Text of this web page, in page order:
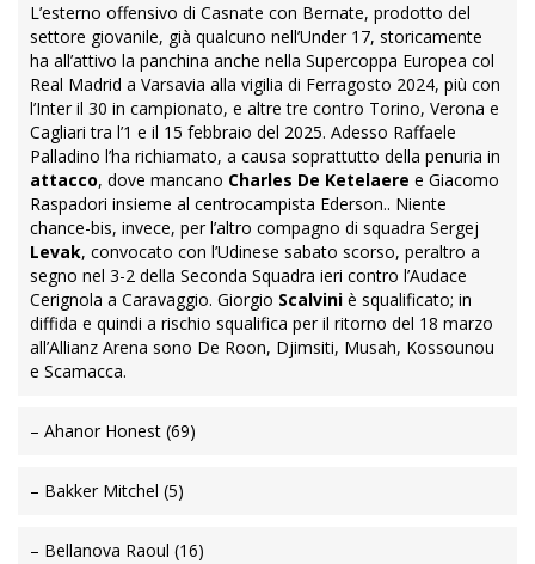
L’esterno offensivo di Casnate con Bernate, prodotto del
settore giovanile, già qualcuno nell’Under 17, storicamente
ha all’attivo la panchina anche nella Supercoppa Europea col
Real Madrid a Varsavia alla vigilia di Ferragosto 2024, più con
l’Inter il 30 in campionato, e altre tre contro Torino, Verona e
Cagliari tra l’1 e il 15 febbraio del 2025. Adesso Raffaele
Palladino l’ha richiamato, a causa soprattutto della penuria in
attacco, dove mancano Charles De Ketelaere e Giacomo
Raspadori insieme al centrocampista Ederson.. Niente
chance-bis, invece, per l’altro compagno di squadra Sergej
Levak, convocato con l’Udinese sabato scorso, peraltro a
segno nel 3-2 della Seconda Squadra ieri contro l’Audace
Cerignola a Caravaggio. Giorgio Scalvini è squalificato; in
diffida e quindi a rischio squalifica per il ritorno del 18 marzo
all’Allianz Arena sono De Roon, Djimsiti, Musah, Kossounou
e Scamacca.
– Ahanor Honest (69)
– Bakker Mitchel (5)
– Bellanova Raoul (16)